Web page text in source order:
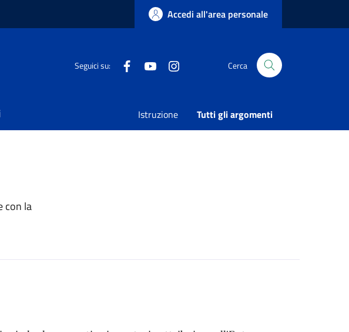
Accedi all'area personale
Seguici su: FacebookYoutube Cerca
Istruzione Tutti gli argomenti
del mondo animale
con la